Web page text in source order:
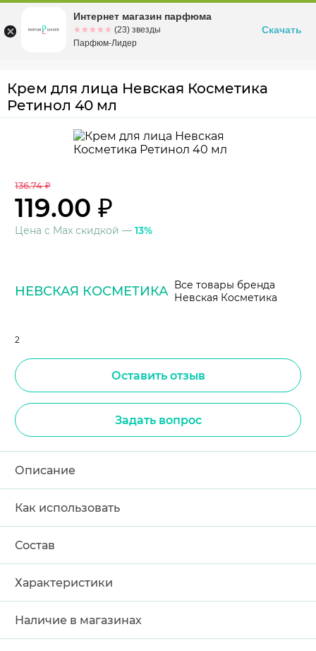
Омскул. Заозерная, 11, к. 1
Крем для лица Невская Косметика
Ретинол 40 мл
136.74 ₽
119.00 ₽
Цена с Max скидкой — 13%
НЕВСКАЯ КОСМЕТИКА Все товары бренда
Невская Косметика
2
Оставить отзыв
Задать вопрос
Описание
Как использовать
Состав
Характеристики
Наличие в магазинах
Интернет магазин парфюма
☆☆☆☆☆
★★★★★ (23) звезды
Парфюм-Лидер
Скачать